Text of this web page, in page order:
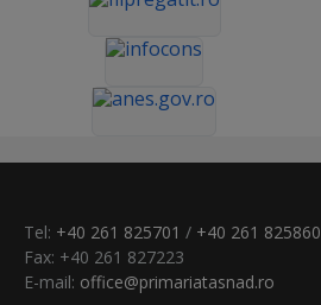
Tel: +40 261 825701 / +40 261 825860
Fax: +40 261 827223
E-mail: office@primariatasnad.ro